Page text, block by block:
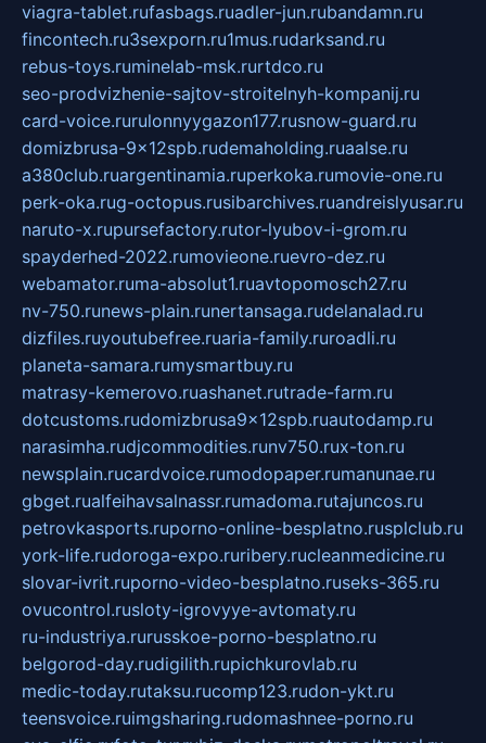
viagra-tablet.rufasbags.ruadler-jun.rubandamn.ru
fincontech.ru3sexporn.ru1mus.rudarksand.ru
rebus-toys.ruminelab-msk.rurtdco.ru
seo-prodvizhenie-sajtov-stroitelnyh-kompanij.ru
card-voice.rurulonnyygazon177.rusnow-guard.ru
domizbrusa-9x12spb.rudemaholding.ruaalse.ru
a380club.ruargentinamia.ruperkoka.rumovie-one.ru
perk-oka.rug-octopus.rusibarchives.ruandreislyusar.ru
naruto-x.rupursefactory.rutor-lyubov-i-grom.ru
spayderhed-2022.rumovieone.ruevro-dez.ru
webamator.ruma-absolut1.ruavtopomosch27.ru
nv-750.runews-plain.runertansaga.rudelanalad.ru
dizfiles.ruyoutubefree.ruaria-family.ruroadli.ru
planeta-samara.rumysmartbuy.ru
matrasy-kemerovo.ruashanet.rutrade-farm.ru
dotcustoms.rudomizbrusa9x12spb.ruautodamp.ru
narasimha.rudjcommodities.runv750.rux-ton.ru
newsplain.rucardvoice.rumodopaper.rumanunae.ru
gbget.rualfeihavsalnassr.rumadoma.rutajuncos.ru
petrovkasports.ruporno-online-besplatno.rusplclub.ru
york-life.rudoroga-expo.ruribery.rucleanmedicine.ru
slovar-ivrit.ruporno-video-besplatno.ruseks-365.ru
ovucontrol.rusloty-igrovyye-avtomaty.ru
ru-industriya.rurusskoe-porno-besplatno.ru
belgorod-day.rudigilith.rupichkurovlab.ru
medic-today.rutaksu.rucomp123.rudon-ykt.ru
teensvoice.ruimgsharing.rudomashnee-porno.ru